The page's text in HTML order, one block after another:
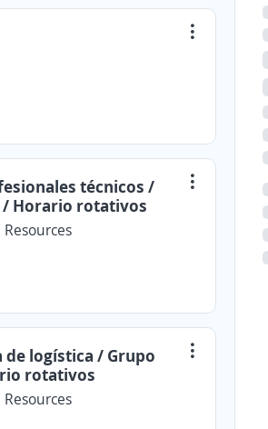
técnicos /
Horario rotativos
logística / Grupo
rotativos